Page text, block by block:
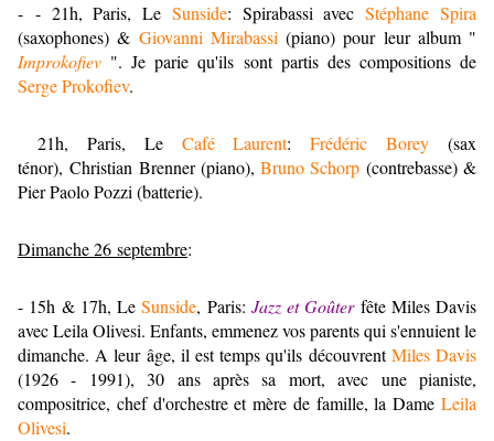
- - 21h, Paris, Le Sunside: Spirabassi avecStéphane Spira
(saxophones) & Giovanni Mirabassi (piano) pour leur album "
Improkofiev ". Je parie qu'ils sont partis des compositions de
Serge Prokofiev.
21h, Paris, Le Café Laurent:Frédéric Borey (sax
ténor), Christian Brenner (piano),Bruno Schorp (contrebasse) &
Pier Paolo Pozzi (batterie).
Dimanche 26 septembre:
- 15h & 17h, LeSunside, Paris: Jazz et Goûterfête Miles Davis
avec Leila Olivesi. Enfants, emmenez vos parents qui s'ennuient le
dimanche. A leur âge, il est temps qu'ils découvrentMiles Davis
(1926 - 1991), 30 ans après sa mort, avec une pianiste,
compositrice, chef d'orchestre et mère de famille, la Dame Leila
Olivesi.